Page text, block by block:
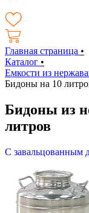
Главная страница •
Каталог •
Емкости из
Бидоны на 10
Бидоны из
литров
С завальцованным